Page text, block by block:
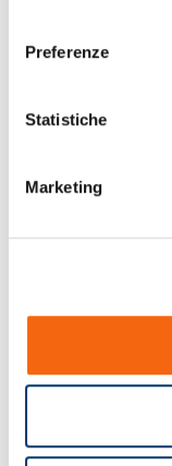
Preferenze
Statistiche
Marketing
2490.94.14.01800.